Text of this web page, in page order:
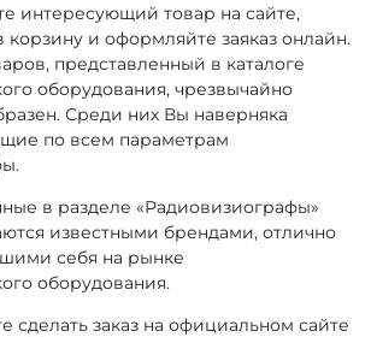
интересующий товар на сайте,
корзину и оформляйте заяказ онлайн.
представленный в каталоге
оборудования, чрезвычайно
Среди них Вы наверняка
по всем параметрам
в разделе «Радиовизиографы»
известными брендами, отлично
себя на рынке
оборудования.
сделать заказ на официальном сайте